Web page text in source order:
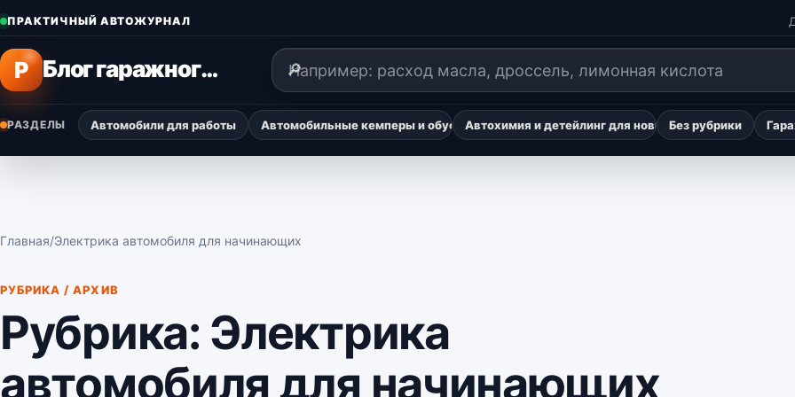
Перейти к содержимому
ПРАКТИЧНЫЙ АВТОЖУРНАЛ
P Блог гаражного мастера Поиск
РАЗДЕЛЫ Автомобили для работы Автомобильные кемперы и обустройство авто для путешествий
Автохимия и детейлинг для новичковБез рубрики
Главная/Электрика автомобиля для начинающих
РУБРИКА / АРХИВ
Рубрика: Электрика
автомобиля для начинающих